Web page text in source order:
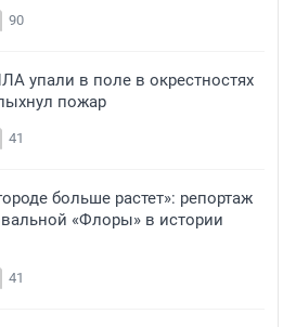
90
упали в поле в окрестностях
пожар
41
больше растет»: репортаж
«Флоры» в истории
41